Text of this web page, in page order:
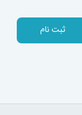
ثبت نام